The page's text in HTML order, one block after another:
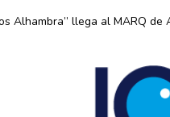
Alhambra” llega al MARQ de